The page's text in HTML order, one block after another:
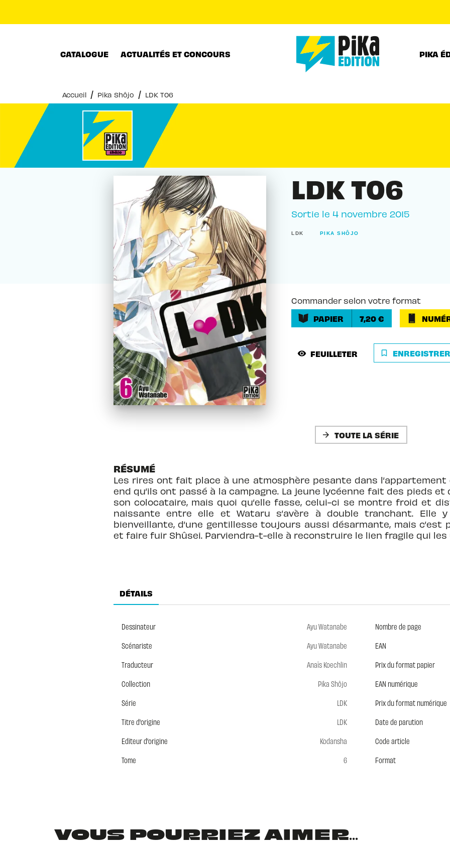
CATALOGUE ACTUALITÉS ET CONCOURS PIKA
Accueil / Pika Shôjo / LDK T06
LDK T06
Sortie le 4 novembre 2015
LDK PIKA SHÔJO
Commander selon votre format
PAPIER
7,20 €
visibility FEUILLETER bookmark_border ENREGISTRER
arrow_forward TOUTE LA SÉRIE
RÉSUMÉ
Les rires ont fait place à une atmosphère pesante dans l’appartement
end qu’ils ont passé à la campagne. La jeune lycéenne fait des pieds
son colocataire, mais quoi qu’elle fasse, celui-ci se montre froid et
naissante entre elle et Wataru s’avère à double tranchant. Elle
bienveillante, d’une gentillesse toujours aussi désarmante, mais
et faire fuir Shûsei. Parviendra-t-elle à reconstruire le lien fragile qui
DÉTAILS
Dessinateur
Ayu Watanabe
Scénariste
Ayu Watanabe
Traducteur
Anaïs Koechlin
Collection
Pika Shôjo
Série
LDK
Titre d'origine
LDK
Editeur d'origine
Kodansha
Tome
6
Nombre de page
EAN
Prix du format papier
EAN numérique
Prix du format numérique
Date de parution
Code article
Format
VOUS POURRIEZ AIMER...